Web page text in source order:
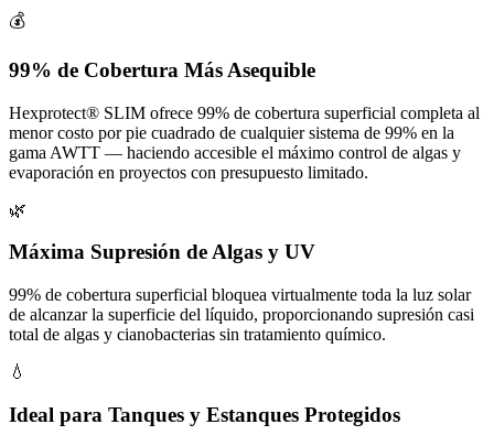
💰
99% de Cobertura Más Asequible
Hexprotect® SLIM ofrece 99% de cobertura superficial completa al
menor costo por pie cuadrado de cualquier sistema de 99% en la
gama AWTT — haciendo accesible el máximo control de algas y
evaporación en proyectos con presupuesto limitado.
🌿
Máxima Supresión de Algas y UV
99% de cobertura superficial bloquea virtualmente toda la luz solar
de alcanzar la superficie del líquido, proporcionando supresión casi
total de algas y cianobacterias sin tratamiento químico.
💧
Ideal para Tanques y Estanques Protegidos